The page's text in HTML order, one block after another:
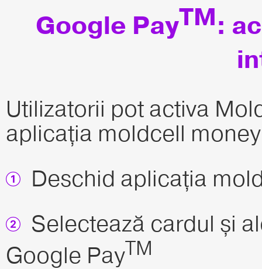
Google PayTM:
Utilizatorii pot activa
aplicația moldcell
Deschid aplicația
Selectează cardul și
Google PayTM